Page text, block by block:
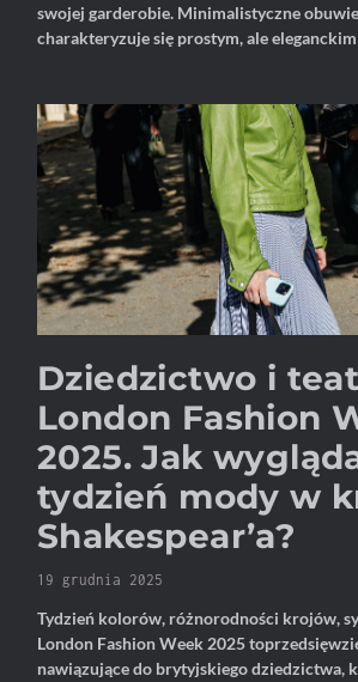
swojej garderobie. Minimalistyczne
charakteryzuje się prostym, ale eleganckim
Dziedzictwo i
London Fashion
2025. Jak
tydzień mody w
Shakespear’a?
19 grudnia 2025
Tydzień kolorów, różnorodności krojów,
London Fashion Week 2025
nawiązujące do brytyjskiego dziedzictwa,